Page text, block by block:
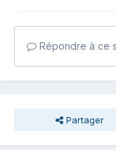
Répondre à ce
Partager